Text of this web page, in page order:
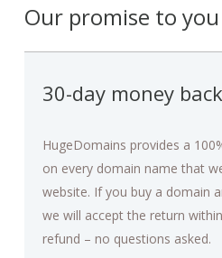
Our promise to you
30-day money
HugeDomains provides a
on every domain name that
website. If you buy a domain
we will accept the return
refund – no questions asked.